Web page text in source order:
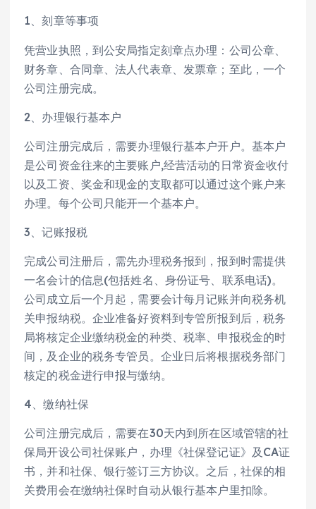
1、刻章等事项
凭营业执照，到公安局指定刻章点办理：公司公章、
财务章、合同章、法人代表章、发票章；至此，一个
公司注册完成。
2、办理银行基本户
公司注册完成后，需要办理银行基本户开户。基本户
是公司资金往来的主要账户,经营活动的日常资金收付
以及工资、奖金和现金的支取都可以通过这个账户来
办理。每个公司只能开一个基本户。
3、记账报税
完成公司注册后，需先办理税务报到，报到时需提供
一名会计的信息(包括姓名、身份证号、联系电话)。
公司成立后一个月起，需要会计每月记账并向税务机
关申报纳税。企业准备好资料到专管所报到后，税务
局将核定企业缴纳税金的种类、税率、申报税金的时
间，及企业的税务专管员。企业日后将根据税务部门
核定的税金进行申报与缴纳。
4、缴纳社保
公司注册完成后，需要在30天内到所在区域管辖的社
保局开设公司社保账户，办理《社保登记证》及CA证
书，并和社保、银行签订三方协议。之后，社保的相
关费用会在缴纳社保时自动从银行基本户里扣除。